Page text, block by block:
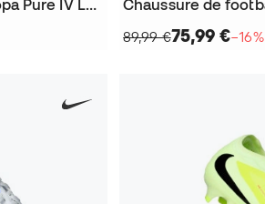
Chaussure de football Copa Pure IV League FG
89,99 €75,99 €−16%